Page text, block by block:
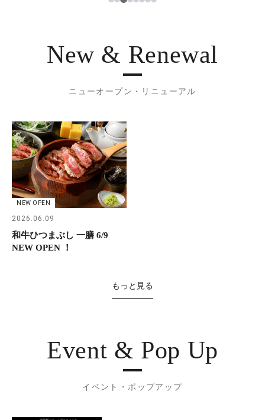
New & Renewal
ニューオープン・リニューアル
NEW OPEN
2026.06.09
和牛ひつまぶし 一膳 6/9
NEW OPEN ！
もっと見る
Event & Pop Up
イベント・ポップアップ